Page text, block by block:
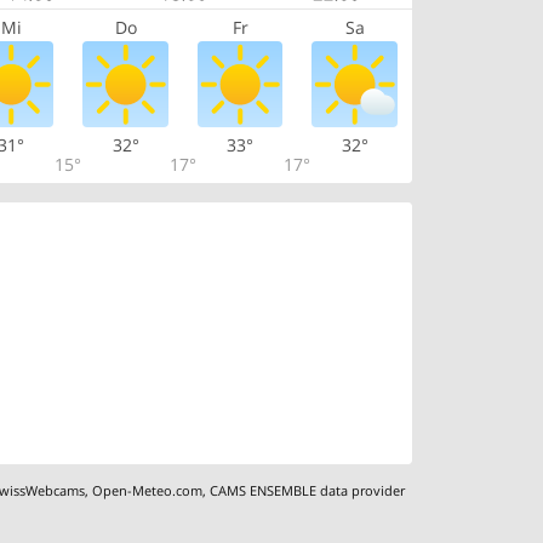
Mi Do Fr Sa
15°
32°
17°
33°
17°
32°
,Open-Meteo.com,CAMS ENSEMBLE data provider